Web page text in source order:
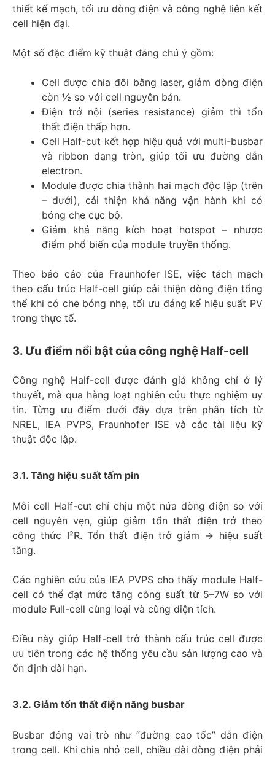
thiết kế mạch, tối ưu dòng điện và công nghệ liên kết
cell hiện đại.
Một số đặc điểm kỹ thuật đáng chú ý gồm:
Cell được chia đôi bằng laser, giảm dòng điện
còn ½ so với cell nguyên bản.
Điện trở nội (series resistance) giảm thì tổn
thất điện thấp hơn.
Cell Half-cut kết hợp hiệu quả với multi-busbar
và ribbon dạng tròn, giúp tối ưu đường dẫn
electron.
Module được chia thành hai mạch độc lập (trên
– dưới), cải thiện khả năng vận hành khi có
bóng che cục bộ.
Giảm khả năng kích hoạt hotspot – nhược
điểm phổ biến của module truyền thống.
Theo báo cáo của Fraunhofer ISE, việc tách mạch
theo cấu trúc Half-cell giúp cải thiện dòng điện tổng
thể khi có che bóng nhẹ, tối ưu đáng kể hiệu suất PV
trong thực tế.
3. Ưu điểm nổi bật của công nghệ Half-cell
Công nghệ Half-cell được đánh giá không chỉ ở lý
thuyết, mà qua hàng loạt nghiên cứu thực nghiệm uy
tín. Từng ưu điểm dưới đây dựa trên phân tích từ
NREL, IEA PVPS, Fraunhofer ISE và các tài liệu kỹ
thuật độc lập.
3.1. Tăng hiệu suất tấm pin
Mỗi cell Half-cut chỉ chịu một nửa dòng điện so với
cell nguyên vẹn, giúp giảm tổn thất điện trở theo
công thức I²R. Tổn thất điện trở giảm → hiệu suất
tăng.
Các nghiên cứu của IEA PVPS cho thấy module Half-
cell có thể đạt mức tăng công suất từ 5–7W so với
module Full-cell cùng loại và cùng diện tích.
Điều này giúp Half-cell trở thành cấu trúc cell được
ưu tiên trong các hệ thống yêu cầu sản lượng cao và
ổn định dài hạn.
3.2. Giảm tổn thất điện năng busbar
Busbar đóng vai trò như “đường cao tốc” dẫn điện
trong cell. Khi chia nhỏ cell, chiều dài dòng điện phải